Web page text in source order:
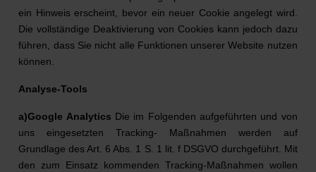
ein Hinweis erscheint, bevor ein neuer Cookie angelegt wird.
Die vollständige Deaktivierung von Cookies kann jedoch dazu
führen, dass Sie nicht alle Funktionen unserer Website nutzen
können.
Analyse-Tools
a)Google Analytics Die im Folgenden aufgeführten und von
uns eingesetzten Tracking- Maßnahmen werden auf
Grundlage des Art. 6 Abs. 1 S. 1 lit. f DSGVO durchgeführt. Mit
den zum Einsatz kommenden Tracking-Maßnahmen wollen